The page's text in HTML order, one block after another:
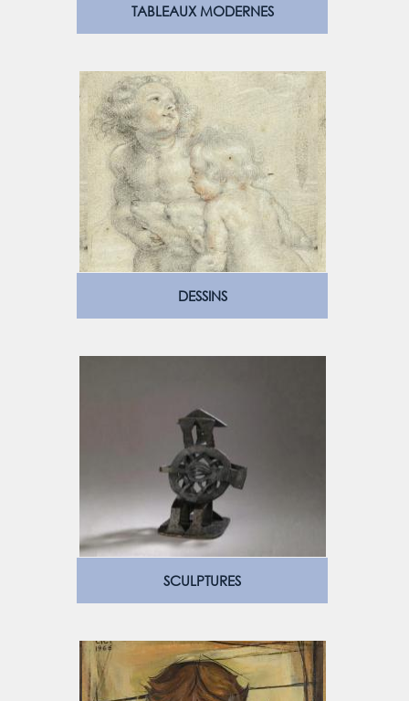
TABLEAUX MODERNES
DESSINS
SCULPTURES